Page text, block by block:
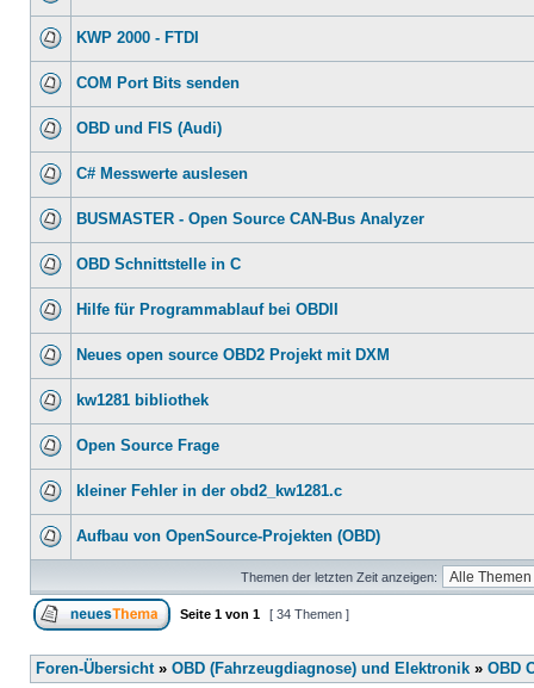
KWP 2000 - FTDI
COM Port Bits senden
OBD und FIS (Audi)
C# Messwerte auslesen
BUSMASTER - Open Source CAN-Bus Analyzer
OBD Schnittstelle in C
Hilfe für Programmablauf bei OBDII
Neues open source OBD2 Projekt mit DXM
kw1281 bibliothek
Open Source Frage
kleiner Fehler in der obd2_kw1281.c
Aufbau von OpenSource-Projekten (OBD)
Themen der letzten Zeit anzeigen:
Seite 1 von 1 [ 34 Themen ]
Foren-Übersicht» OBD (Fahrzeugdiagnose) und Elektronik » OBD